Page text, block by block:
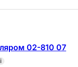
02-810 07
i